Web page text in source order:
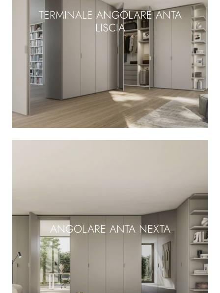
TERMINALE ANGOLARE ANTA
LISCIA
ANGOLARE ANTA NEXTA